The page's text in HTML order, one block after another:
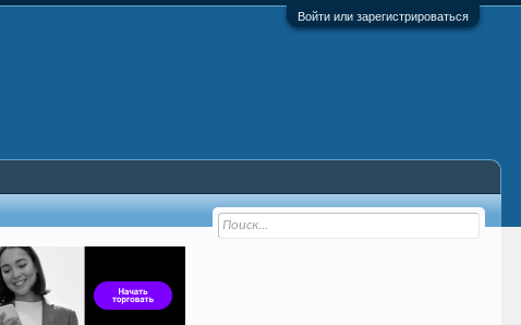
Войти или зарегистрироваться